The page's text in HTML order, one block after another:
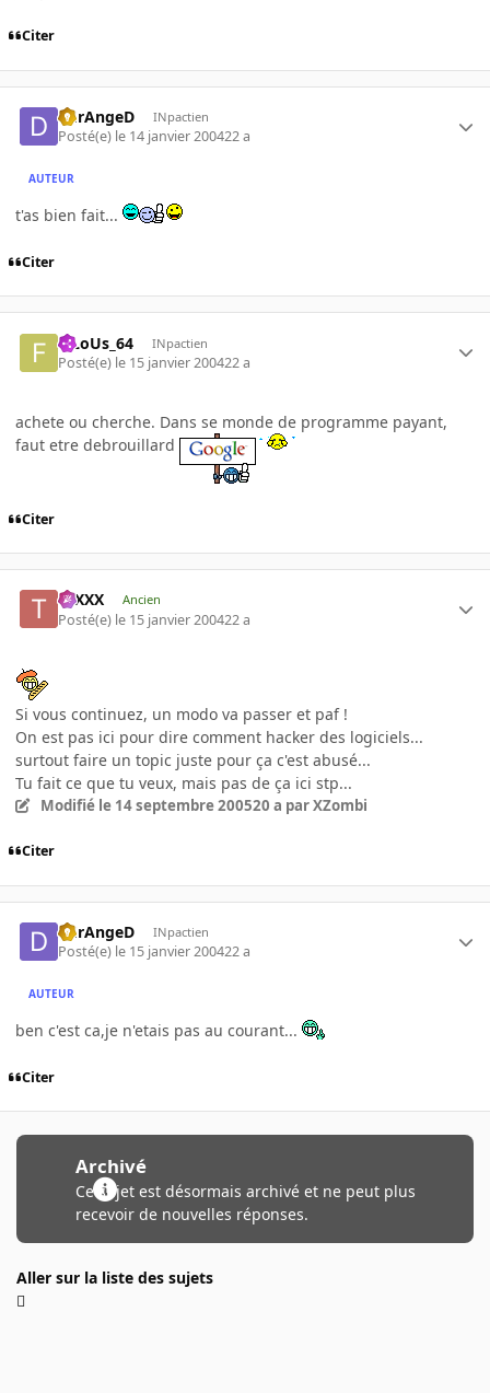
Citer
DErAngeD INpactien
Posté(e) le 14 janvier 200422 a
AUTEUR
t'as bien fait...
Citer
FiLoUs_64 INpactien
Posté(e) le 15 janvier 200422 a
achete ou cherche. Dans se monde de programme payant,
faut etre debrouillard
Citer
tuXXX Ancien
Posté(e) le 15 janvier 200422 a
Si vous continuez, un modo va passer et paf !
On est pas ici pour dire comment hacker des logiciels...
surtout faire un topic juste pour ça c'est abusé...
Tu fait ce que tu veux, mais pas de ça ici stp...
Modifié le 14 septembre 200520 a par XZombi
Citer
DErAngeD INpactien
Posté(e) le 15 janvier 200422 a
AUTEUR
ben c'est ca,je n'etais pas au courant...
Citer
Archivé
Ce sujet est désormais archivé et ne peut plus
recevoir de nouvelles réponses.
Aller sur la liste des sujets